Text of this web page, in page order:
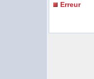
Erreur